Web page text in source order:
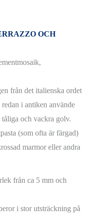
OCH
från det italienska ordet
i antiken använde
och vackra golv.
(som ofta är färgad)
marmor eller andra
från ca 5 mm och
i stor utsträckning på